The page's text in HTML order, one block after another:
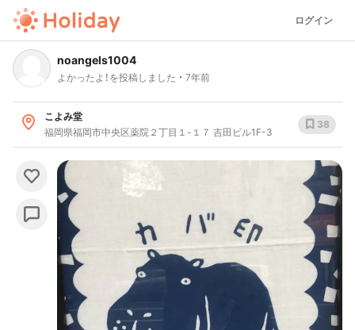
ログイン
noangels1004
よかったよ！を投稿しました 7年前
こよみ堂
福岡県福岡市中央区薬院２丁目１-１７ 吉田ビル1F-3
38